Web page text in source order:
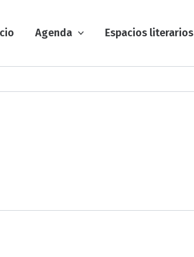
Agenda Espacios literarios